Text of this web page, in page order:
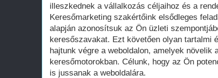
illeszkednek a vállalkozás céljaihoz és a
Keresőmarketing szakértőink elsődleges
alapján azonosítsuk az Ön üzleti
keresőszavakat. Ezt követően olyan tartalmi
hajtunk végre a weboldalon, amelyek növelik
keresőmotorokban. Célunk, hogy az Ön
is jussanak a weboldalára.